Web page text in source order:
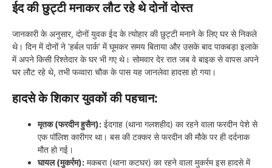
ईद की छुट्टी मनाकर लौट रहे थे दोनों दोस्त
​जानकारी के अनुसार, दोनों युवक ईद के त्योहार की छुट्टी मनाने के लिए घर से निकले
थे। दिन में दोनों ने ‘हर्बल पार्क’ में घूमकर समय बिताया और उसके बाद पाकबड़ा इलाके
में अपने किसी रिश्तेदार के घर भी गए थे। सोमवार देर रात जब वे बाइक से वापस अपने
घर लौट रहे थे, तभी फव्वारा चौक के पास यह जानलेवा हादसा हो गया।
हादसे के शिकार युवकों की पहचान:
मृतक (फरदीन हुसैन): ईदगाह (थाना गलशहीद) का रहने वाला फरदीन पेशे से
एक पॉलिश कारीगर था। बस की टक्कर से फरदीन की मौके पर ही दर्दनाक
मौत हो गई।
घायल (मुकर्रम): मकबरा (थाना कटघर) का रहने वाला मुकर्रम इस हादसे में